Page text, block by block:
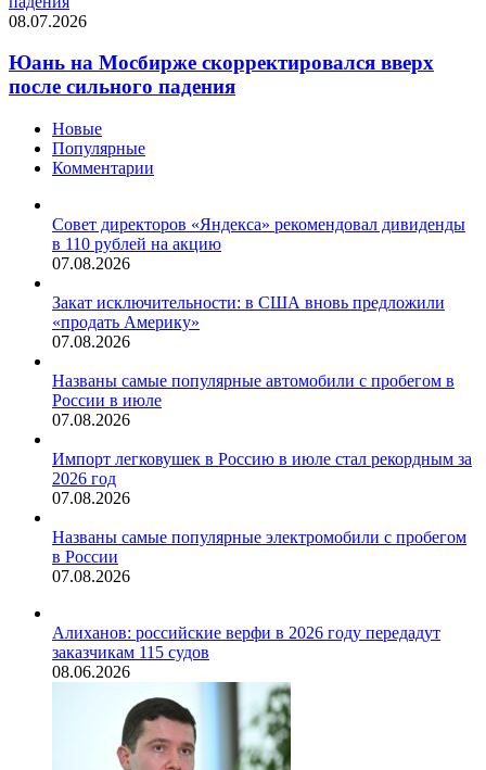
08.07.2026
Юань на Мосбирже скорректировался вверх
после сильного падения
Новые
Популярные
Комментарии
Совет директоров «Яндекса» рекомендовал дивиденды
в 110 рублей на акцию
07.08.2026
Закат исключительности: в США вновь предложили
«продать Америку»
07.08.2026
Названы самые популярные автомобили с пробегом в
России в июле
07.08.2026
Импорт легковушек в Россию в июле стал рекордным за
2026 год
07.08.2026
Названы самые популярные электромобили с пробегом
в России
07.08.2026
Алиханов: российские верфи в 2026 году передадут
заказчикам 115 судов
08.06.2026